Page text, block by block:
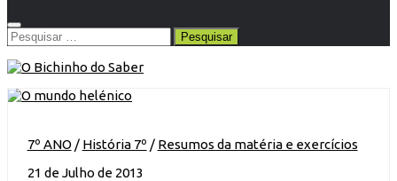
Pesquisar
por:
7º ANO / História 7º / Resumos da matéria e exercícios
21 de Julho de 2013